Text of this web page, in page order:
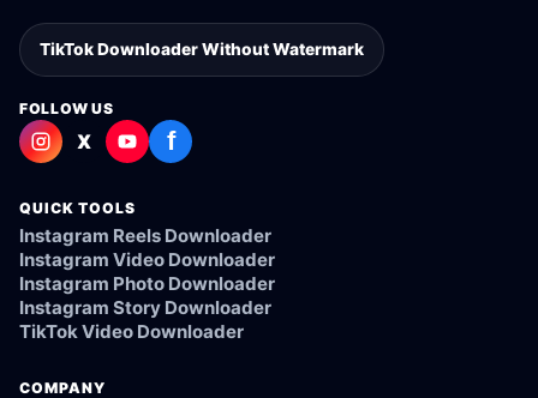
TikTok Downloader Without Watermark
FOLLOW US
X f
QUICK TOOLS
Instagram Reels Downloader
Instagram Video Downloader
Instagram Photo Downloader
Instagram Story Downloader
TikTok Video Downloader
COMPANY